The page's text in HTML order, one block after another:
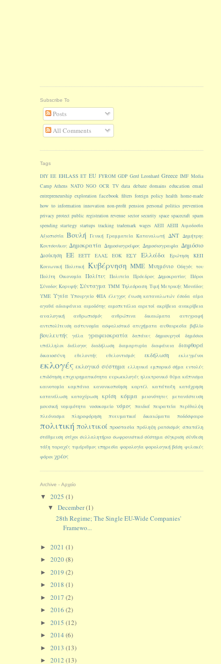
Subscribe To
Posts
All Comments
Tags
DIY EE EHLASS ET EU FYROM GDP Gerd Leonhard Greece IMF Media
Camp Athens NATO NGO OCR TV data debate domains education email
entrepreneurship exploration facebook filters foreign policy health home-made
how to information innovation non-profit pension personal politics prevention
privacy protect public registration revenue sector security space spacecraft spam
spending startegy startups tracking trademark wages ΑΕΠ ΑΕΠΙ Αιμοδοσία
Αξιοπιστία Βουλή Γενική Γραμματεία Καταναλωτή ΔΝΤ Δημήτρης
Κουτσονίκας Δημοκρατία Δημοσιογράφος Δημοσιογραφία Δημόσιο
Διοίκηση ΕΕ ΕΕΤΤ ΕΛΑΣ ΕΟΚ ΕΣΥ Ελλάδα Ερώτηση
ΚΕΠ
Κοινωνική Πολιτική
Κυβέρνηση ΜΜΕ Μνημόνιο Οδηγός του
Πολίτη
Οικονομία Πολίτες Πολιτεία Πρόεδρος Δημοκρατίας
Πόροι
Σύνοδος Κορυφής Σύνταγμα ΤΜΜ Τηλεόραση Τιμή Μετρικής Μονάδας
ΥΜΕ Υγεία Υπουργείο ΦΠΑ έλεγχος ένωση καταναλωτών έσοδα αίμα
αγαθά αδιαφάνεια αιμοδότης αιμοπετάλια αιρετοί ακρίβεια ανακρίβεια
αναλογική ανθρωπισμός ανθρώπινα δικαιώματα
αντιγραφή
αντιπολίτευση αστυνομία ασφαλιστικό ατυχήματα αυθαιρεσία βιβλίο
βουλευτής γάλα γραφειοκρατία δαπάνες δημιουργοί
δημόσιοι
υπάλληλοι
διάλογος διαδήλωση διαμαρτυρία διαφάνεια διαφθορά
δικαιοσύνη εθελοντής εθελοντισμός εκδήλωση εκλεγμένοι
εκλογές εκλογικό σύστημα ελληνικά εμπορικό σήμα εντολές
επιδότηση επιχειρηματικότητα ευρωεκλογές ηλεκτρονικό θύμα κάπνισμα
καινοτομία
καμπάνια κανονικοποίηση καρτέλ κατάταξη
κατάχρηση
κατανάλωση
κατοχύρωση κρίση κόμμα μειονότητες μετανάστευση
μουσική νομιμότητα νοσοκομείο νόμος παιδιά πειρατεία
περίθαλψη
πλεόνασμα
πληροφόρηση πνευματικά δικαιώματα ποδόσφαιρο
πολιτική πολιτικοί προστασία πρόληψη ρατσισμός σπατάλη
στάθμευση στίχοι συλλαλητήριο σωφρονιστικό σύστημα σύγκριση σύνθεση
τάξη ταραχές τιμάριθμος υπηρεσία φορολογία φορολογική βάση φυλακές
φόροι χρέος
Archive - Αρχείο
▼ 2025 (1)
▼December(1)
28th Regime; The Single EU-Wide Companies'
Framewo...
► 2021 (1)
► 2020(8)
► 2019 (2)
► 2018 (1)
► 2017 (2)
► 2016 (2)
► 2015 (12)
► 2014 (6)
► 2013 (13)
► 2012 (13)